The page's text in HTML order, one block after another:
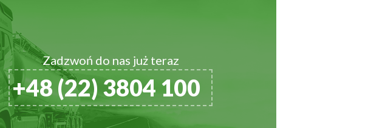
Zadzwoń do nas już teraz
+48 (22) 3804 100